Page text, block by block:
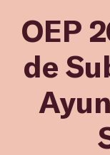
OEP
de